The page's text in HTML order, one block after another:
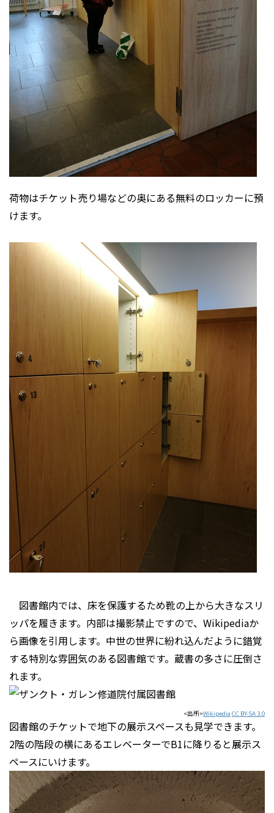
荷物はチケット売り場などの奥にある無料のロッカーに預
けます。
図書館内では、床を保護するため靴の上から大きなスリ
ッパを履きます。内部は撮影禁止ですので、Wikipediaか
ら画像を引用します。中世の世界に紛れ込んだように錯覚
する特別な雰囲気のある図書館です。蔵書の多さに圧倒さ
れます。
<出所>Wikipedia CC BY-SA 3.0
図書館のチケットで地下の展示スペースも見学できます。
2階の階段の横にあるエレベーターでB1に降りると展示ス
ペースにいけます。